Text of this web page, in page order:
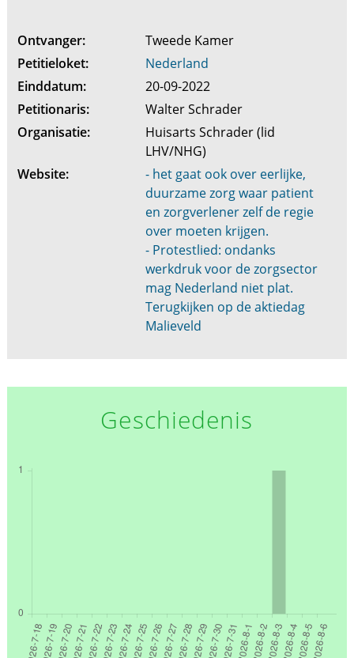
Ontvanger:
Tweede Kamer
Petitieloket:
Nederland
Einddatum:
20-09-2022
Petitionaris:
Walter Schrader
Organisatie:
Huisarts Schrader (lid
LHV/NHG)
Website:
- het gaat ook over eerlijke,
duurzame zorg waar patient
en zorgverlener zelf de regie
over moeten krijgen.
- Protestlied: ondanks
werkdruk voor de zorgsector
mag Nederland niet plat.
Terugkijken op de aktiedag
Malieveld
Geschiedenis